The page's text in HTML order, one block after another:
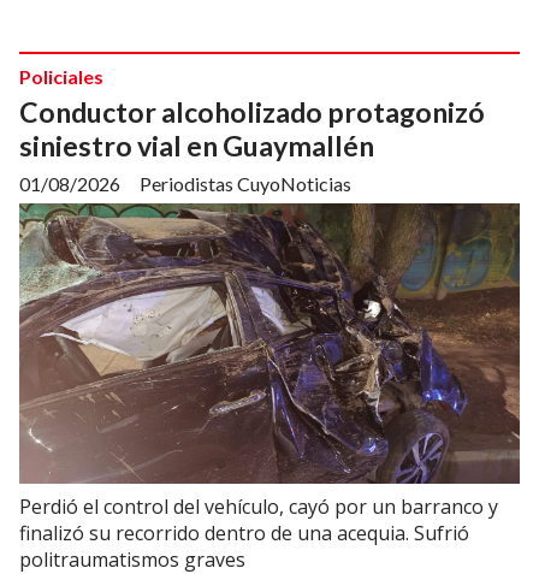
Conductor alcoholizado protagonizó
siniestro vial en Guaymallén
Periodistas CuyoNoticias
Policiales
01/08/2026
Perdió el control del vehículo, cayó por un barranco y
finalizó su recorrido dentro de una acequia. Sufrió
politraumatismos graves